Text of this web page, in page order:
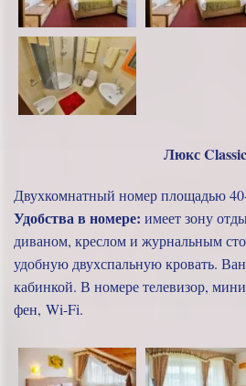
Люкс Classic
Двухкомнатный номер площадью
Удобства в номере: имеет зону
диваном, креслом и журнальным
удобную двухспальную кровать.
кабинкой. В номере телевизор,
фен, Wi-Fi.